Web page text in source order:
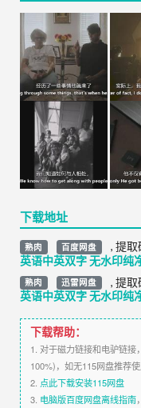
下载地址
熟肉 百度网盘
英语中英双字 无水印纯
, 提取
熟肉 迅雷网盘
英语中英双字 无水印纯
, 提取
下载帮助：
1. 对于磁力链接和电驴链
100%)，如无115网盘推荐
2. 点此下载安装115网盘
3. 电脑版百度网盘离线指南，